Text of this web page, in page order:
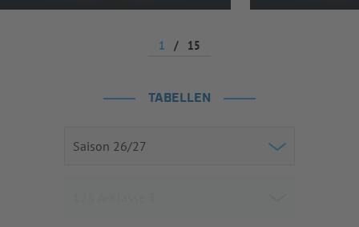
1 / 15
TABELLEN